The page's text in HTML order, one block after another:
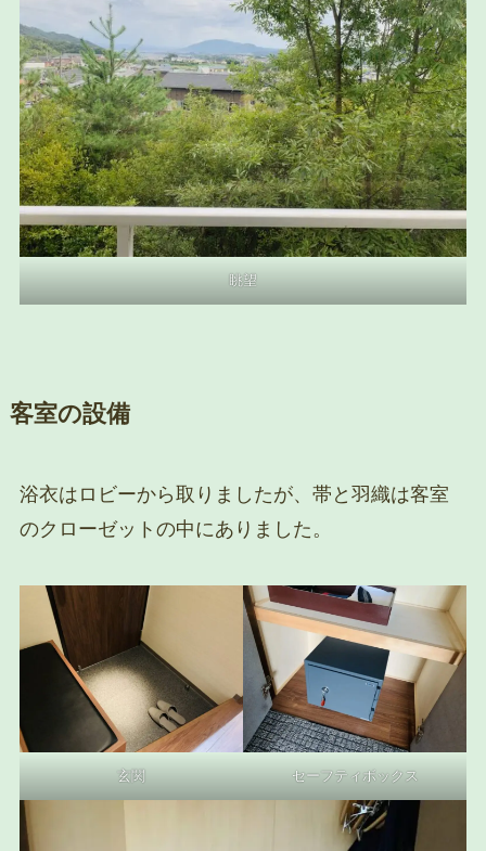
眺望
客室の設備
浴衣はロビーから取りましたが、帯と羽織は客室
のクローゼットの中にありました。
玄関 セーフティボックス